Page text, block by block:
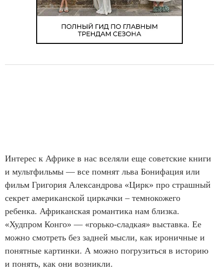
Интерес к Африке в нас вселяли еще советские книги
и мультфильмы — все помнят льва Бонифация или
фильм Григория Александрова «Цирк» про страшный
секрет американской циркачки – темнокожего
ребенка. Африканская романтика нам близка.
«Худпром Конго» — «горько-сладкая» выставка. Ее
можно смотреть без задней мысли, как ироничные и
понятные картинки. А можно погрузиться в историю
и понять, как они возникли.